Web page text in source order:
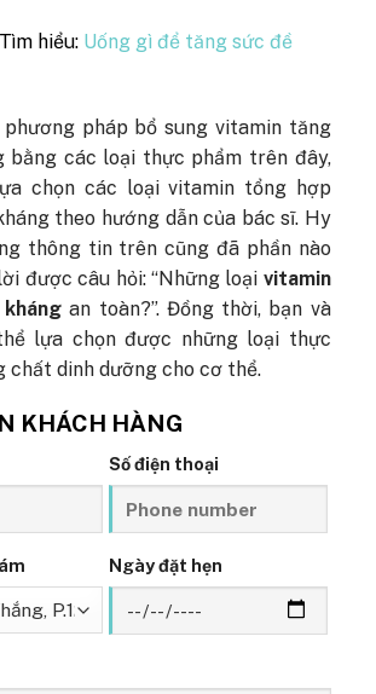
Tìm hiểu: Uống gì để tăng sức đề
pháp bổ sung vitamin tăng
bằng các loại thực phẩm trên đây,
chọn các loạivitamin tổng hợp
theo hướng dẫn của bác sĩ. Hy
thông tin trên cũng đã phần nào
được câu hỏi: “Những loại vitamin
an toàn?”. Đồng thời, bạn và
lựa chọn được những loại thực
chất dinh dưỡng cho cơ thể.
KHÁCH HÀNG
Số điện thoại
Ngày đặt hẹn